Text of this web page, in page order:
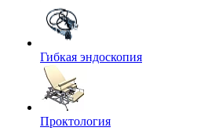
Гибкая эндоскопия
Проктология